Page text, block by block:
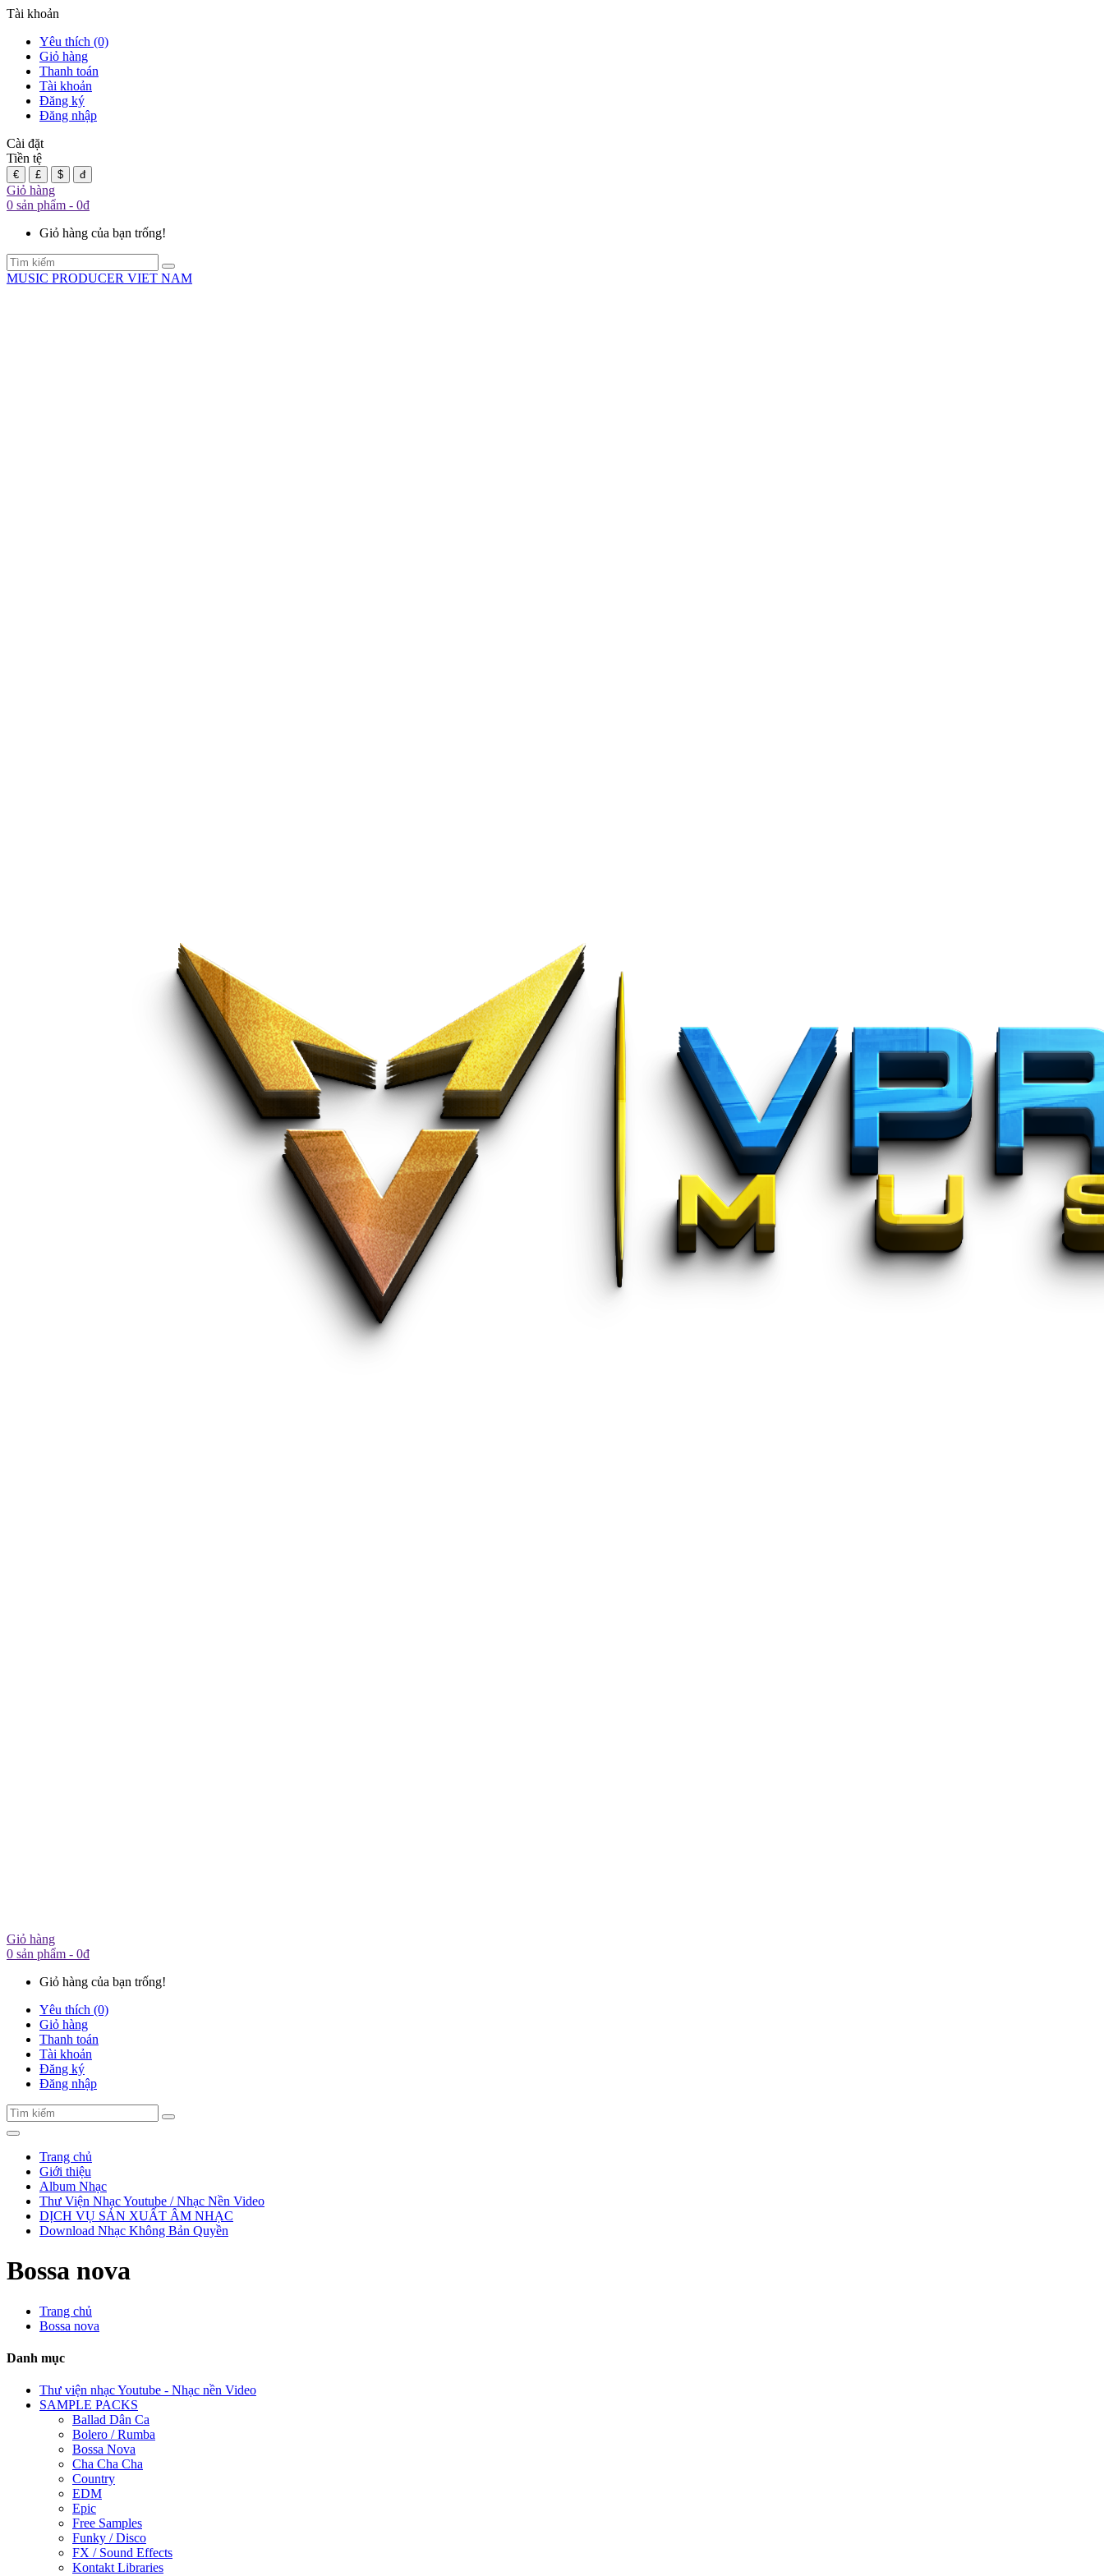
Tài khoản
Yêu thích (0)
Giỏ hàng
Thanh toán
Tài khoản
Đăng ký
Đăng nhập
Cài đặt
Tiền tệ
€ £ $ đ
Giỏ hàng
0 sản phẩm - 0đ
Giỏ hàng của bạn trống!
MUSIC PRODUCER VIET NAM
Giỏ hàng
0 sản phẩm - 0đ
Giỏ hàng của bạn trống!
Yêu thích (0)
Giỏ hàng
Thanh toán
Tài khoản
Đăng ký
Đăng nhập
Trang chủ
Giới thiệu
Album Nhạc
Thư Viện Nhạc Youtube / Nhạc Nền Video
DỊCH VỤ SẢN XUẤT ÂM NHẠC
Download Nhạc Không Bản Quyền
Bossa nova
Trang chủ
Bossa nova
Danh mục
Thư viện nhạc Youtube - Nhạc nền Video
SAMPLE PACKS
Ballad Dân Ca
Bolero / Rumba
Bossa Nova
Cha Cha Cha
Country
EDM
Epic
Free Samples
Funky / Disco
FX / Sound Effects
Kontakt Libraries